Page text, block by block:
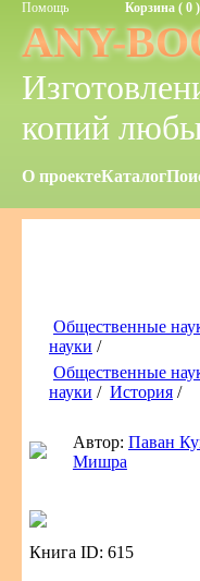
Помощь Корзина ( 0 )
ANY-
копий
О проектеКаталог
Общественные
науки /
Общественные
науки / История /
Автор: Паван
Мишра
Книга ID: 615